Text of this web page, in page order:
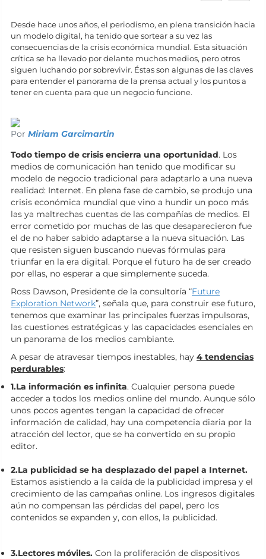
Desde hace unos años, el periodismo, en plena transición hacia
un modelo digital, ha tenido que sortear a su vez las
consecuencias de la crisis económica mundial. Esta situación
crítica se ha llevado por delante muchos medios, pero otros
siguen luchando por sobrevivir. Éstas son algunas de las claves
para entender el panorama de la prensa actual y los puntos a
tener en cuenta para que un negocio funcione.
Por Miriam Garcimartin
Todo tiempo de crisis encierra una oportunidad. Los
medios de comunicación han tenido que modificar su
modelo de negocio tradicional para adaptarlo a una nueva
realidad: Internet. En plena fase de cambio, se produjo una
crisis económica mundial que vino a hundir un poco más
las ya maltrechas cuentas de las compañías de medios. El
error cometido por muchas de las que desaparecieron fue
el de no haber sabido adaptarse a la nueva situación. Las
que resisten siguen buscando nuevas fórmulas para
triunfar en la era digital. Porque el futuro ha de ser creado
por ellas, no esperar a que simplemente suceda.
Ross Dawson, Presidente de la consultoría “Future
Exploration Network”, señala que, para construir ese futuro,
tenemos que examinar las principales fuerzas impulsoras,
las cuestiones estratégicas y las capacidades esenciales en
un panorama de los medios cambiante.
A pesar de atravesar tiempos inestables, hay 4 tendencias
perdurables:
1.La información es infinita. Cualquier persona puede
acceder a todos los medios online del mundo. Aunque sólo
unos pocos agentes tengan la capacidad de ofrecer
información de calidad, hay una competencia diaria por la
atracción del lector, que se ha convertido en su propio
editor.
2.La publicidad se ha desplazado del papel a Internet.
Estamos asistiendo a la caída de la publicidad impresa y el
crecimiento de las campañas online. Los ingresos digitales
aún no compensan las pérdidas del papel, pero los
contenidos se expanden y, con ellos, la publicidad.
3.Lectores móviles. Con la proliferación de dispositivos